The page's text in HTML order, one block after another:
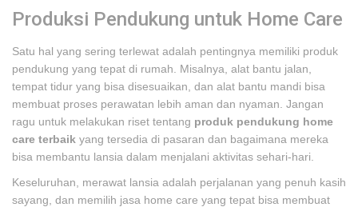
Produksi Pendukung untuk Home Care
Satu hal yang sering terlewat adalah pentingnya memiliki produk
pendukung yang tepat di rumah. Misalnya, alat bantu jalan,
tempat tidur yang bisa disesuaikan, dan alat bantu mandi bisa
membuat proses perawatan lebih aman dan nyaman. Jangan
ragu untuk melakukan riset tentang produk pendukung home
care terbaik yang tersedia di pasaran dan bagaimana mereka
bisa membantu lansia dalam menjalani aktivitas sehari-hari.
Keseluruhan, merawat lansia adalah perjalanan yang penuh kasih
sayang, dan memilih jasa home care yang tepat bisa membuat